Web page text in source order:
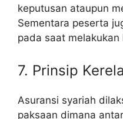
keputusan ataupun
Sementara peserta
pada saat melakukan
7. Prinsip
Asuransi syariah
paksaan dimana